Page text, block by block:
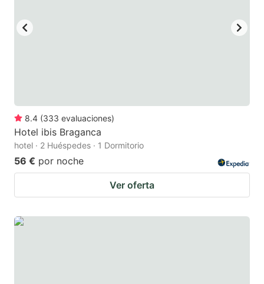
8.4 (333 evaluaciones)
Hotel ibis Braganca
hotel · 2 Huéspedes · 1 Dormitorio
56 € por noche
Ver oferta